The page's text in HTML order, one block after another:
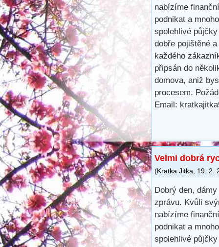
nabízíme
podnikat a
spolehlivé
dobře pojištěné
každého
připsán do
domova, aniž
procesem.
Email:
Velmi dobrá
(Kratka Jitka 19. 2.
Dobrý den,
zprávu. Kvůli
nabízíme
podnikat a
spolehlivé